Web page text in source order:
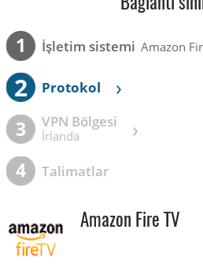
Bağlantı
1 İşletim sistemi Amazon
2 Protokol ›
3 VPN Bölgesi
İrlanda ›
4 Talimatlar
Amazon Fire TV